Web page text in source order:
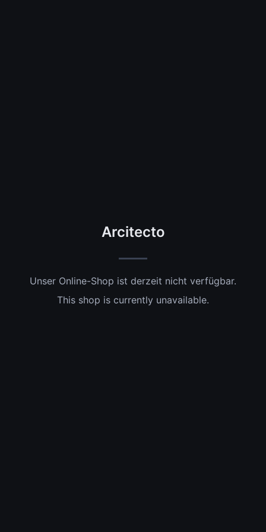
Arcitecto
Unser Online-Shop ist derzeit nicht verfügbar.
This shop is currently unavailable.